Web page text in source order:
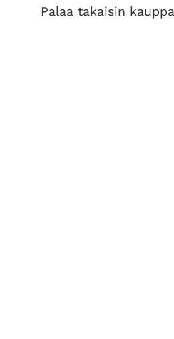
Palaa takaisin